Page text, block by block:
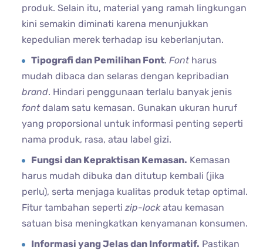
produk. Selain itu, material yang ramah lingkungan
kini semakin diminati karena menunjukkan
kepedulian merek terhadap isu keberlanjutan.
Tipografi dan Pemilihan Font.Fontharus
mudah dibaca dan selaras dengan kepribadian
brand. Hindari penggunaan terlalu banyak jenis
fontdalam satu kemasan. Gunakan ukuran huruf
yang proporsional untuk informasi penting seperti
nama produk, rasa, atau label gizi.
Fungsi dan Kepraktisan Kemasan. Kemasan
harus mudah dibuka dan ditutup kembali (jika
perlu), serta menjaga kualitas produk tetap optimal.
Fitur tambahan sepertizip-lock atau kemasan
satuan bisa meningkatkan kenyamanan konsumen.
Informasi yang Jelas dan Informatif. Pastikan